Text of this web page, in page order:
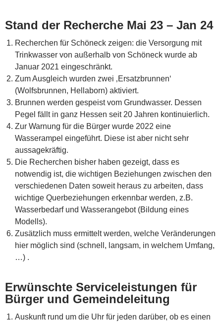
Stand der Recherche Mai 23 – Jan 24
Recherchen für Schöneck zeigen: die Versorgung mit
Trinkwasser von außerhalb von Schöneck wurde ab
Januar 2021 eingeschränkt.
Zum Ausgleich wurden zwei ‚Ersatzbrunnen‘
(Wolfsbrunnen, Hellaborn) aktiviert.
Brunnen werden gespeist vom Grundwasser. Dessen
Pegel fällt in ganz Hessen seit 20 Jahren kontinuierlich.
Zur Warnung für die Bürger wurde 2022 eine
Wasserampel eingeführt. Diese ist aber nicht sehr
aussagekräftig.
Die Recherchen bisher haben gezeigt, dass es
notwendig ist, die wichtigen Beziehungen zwischen den
verschiedenen Daten soweit heraus zu arbeiten, dass
wichtige Querbeziehungen erkennbar werden, z.B.
Wasserbedarf und Wasserangebot (Bildung eines
Modells).
Zusätzlich muss ermittelt werden, welche Veränderungen
hier möglich sind (schnell, langsam, in welchem Umfang,
…) .
Erwünschte Serviceleistungen für
Bürger und Gemeindeleitung
Auskunft rund um die Uhr für jeden darüber, ob es einen